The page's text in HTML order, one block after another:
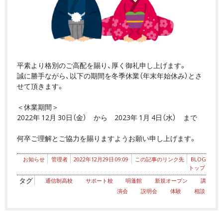
平素より格別のご高配を賜り、厚く御礼申し上げます。
誠に勝手ながら、以下の期間を冬季休業（年末年始休み）とさ
せて頂きます。
＜休業期間＞
2022年 12月 30日（金） から 2023年 1月 4日（水） まで
何卒ご理解とご協力を賜りますようお願い申し上げます。
お知らせ 管理者 2022年12月29日 09:09 この記事のリンク先
BLOG
トップ
タグ 通信制高校 サポート校 明蓬館 新規オープン
講
演会
説明会 体験 相談